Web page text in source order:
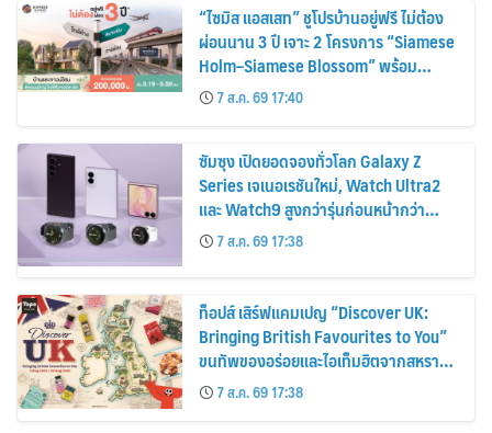
“ไซมิส แอสเสท” ชูโปรบ้านอยู่ฟรี ไม่ต้อง
ผ่อนนาน 3 ปี เจาะ 2 โครงการ “Siamese
Holm–Siamese Blossom” พร้อม
ส่วนลดและสิทธิพิเศษถึง 31 สิงหาคม
2569
7 ส.ค. 69 17:40
ซัมซุง เปิดยอดจองทั่วโลก Galaxy Z
Series เจเนอเรชันใหม่, Watch Ultra2
และ Watch9 สูงกว่ารุ่นก่อนหน้ากว่า
30%7 ส.ค. 69 17:38
ท็อปส์ เสิร์ฟแคมเปญ “Discover UK:
Bringing British Favourites to You”
ขนทัพของอร่อยและไอเท็มฮิตจากสหราช
อาณาจักร ส่งตรงถึงมือตั้งแต่วันนี้ – 18
สิงหาคมนี้
7 ส.ค. 69 17:38